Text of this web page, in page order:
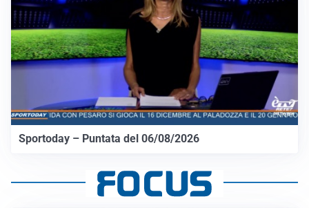
Sportoday – Puntata del 06/08/2026